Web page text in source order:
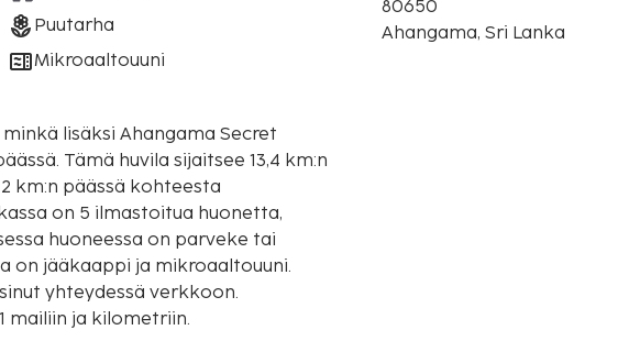
Puutarha
Mikroaaltouuni
lisäksi Ahangama Secret
13,4 km:n
km:n päässä kohteesta
on 5 ilmastoitua huonetta,
huoneessa on parveke tai
on jääkaappi ja mikroaaltouuni.
yhteydessä verkkoon.
mailiin ja kilometriin.
80650
Ahangama, Sri Lanka